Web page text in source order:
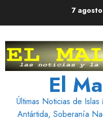
7
El
Últimas Noticias de
Antártida, Soberanía